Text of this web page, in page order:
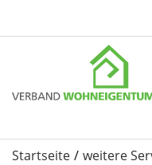
Startseite weitere